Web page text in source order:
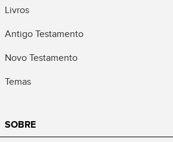
Livros
Antigo Testamento
Novo Testamento
Temas
SOBRE